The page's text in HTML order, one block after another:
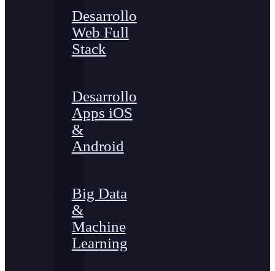
Desarrollo
Web Full
Stack
Desarrollo
Apps iOS
&
Android
Big Data
&
Machine
Learning